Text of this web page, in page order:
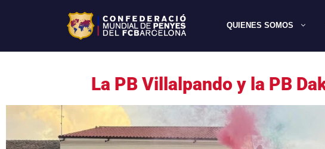
QUIENES SOMOS
La PB Villalpando y la PB